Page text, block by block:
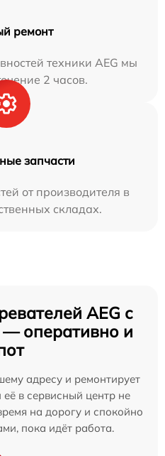
ремонт
техники AEG мы
2 часов.
запчасти
от производителя в
складах.
AEG с
оперативно и
адресу и ремонтирует
в сервисный центр не
на дорогу и спокойно
пока идёт работа.